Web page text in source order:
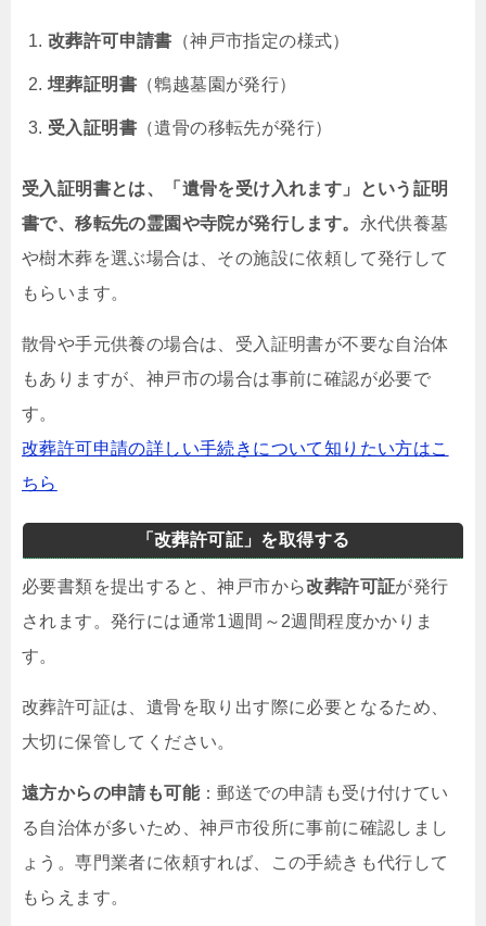
改葬許可申請書 （神戸市指定の様式）
埋葬証明書 （鵯越墓園が発行）
受入証明書 （遺骨の移転先が発行）
受入証明書とは、「遺骨を受け入れます」という証明
書で、移転先の霊園や寺院が発行します。 永代供養墓
や樹木葬を選ぶ場合は、その施設に依頼して発行して
もらいます。
散骨や手元供養の場合は、受入証明書が不要な自治体
もありますが、神戸市の場合は事前に確認が必要で
す。
改葬許可申請の詳しい手続きについて知りたい方はこ
ちら
「改葬許可証」を取得する
必要書類を提出すると、神戸市から改葬許可証が発行
されます。発行には通常1週間～2週間程度かかりま
す。
改葬許可証は、遺骨を取り出す際に必要となるため、
大切に保管してください。
遠方からの申請も可能：郵送での申請も受け付けてい
る自治体が多いため、神戸市役所に事前に確認しまし
ょう。専門業者に依頼すれば、この手続きも代行して
もらえます。